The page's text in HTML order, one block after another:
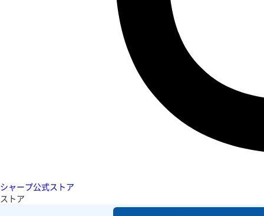
シャープ公式ストア
ストア